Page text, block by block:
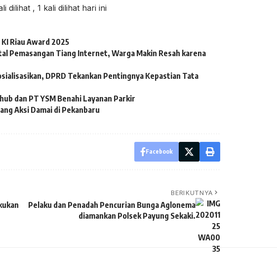
dilihat , 1 kali dilihat hari ini
Riau Award 2025
Pemasangan Tiang Internet, Warga Makin Resah karena
DPRD Tekankan Pentingnya Kepastian Tata
dan PT YSM Benahi Layanan Parkir
Aksi Damai di Pekanbaru
Facebook
BERIKUTNYA
Pelaku dan Penadah Pencurian Bunga Aglonema
diamankan Polsek Payung Sekaki.